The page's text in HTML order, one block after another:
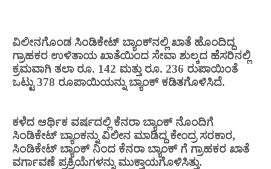
ವಿಲೀನಗೊಂಡ ಸಿಂಡಿಕೇಟ್ ಬ್ಯಾಂಕ್‌ನಲ್ಲಿ ಖಾತೆ ಹೊಂದಿದ್ದ
ಗ್ರಾಹಕರ ಉಳಿತಾಯ ಖಾತೆಯಿಂದ ಸೇವಾ ಶುಲ್ಕದ ಹೆಸರಿನಲ್ಲಿ
ಕ್ರಮವಾಗಿ ತಲಾ ರೂ. 142 ಮತ್ತು ರೂ. 236 ರುಪಾಯಿಂತೆ
ಒಟ್ಟು 378 ರೂಪಾಯಿಯನ್ನು ಬ್ಯಾಂಕ್ ಕಡಿತಗೊಳಿಸಿದೆ.
ಕಳೆದ ಆರ್ಥಿಕ ವರ್ಷದಲ್ಲಿ ಕೆನರಾ ಬ್ಯಾಂಕ್ ನೊಂದಿಗೆ
ಸಿಂಡಿಕೇಟ್ ಬ್ಯಾಂಕನ್ನು ವಿಲೀನ ಮಾಡಿದ್ದ ಕೇಂದ್ರ ಸರಕಾರ,
ಸಿಂಡಿಕೇಟ್ ಬ್ಯಾಂಕ್ ನಿಂದ ಕೆನರಾ ಬ್ಯಾಂಕ್ ಗೆ ಗ್ರಾಹಕರ ಖಾತೆ
ವರ್ಗಾವಣೆ ಪ್ರಕ್ರಿಯೆಗಳನ್ನು ಮುಕ್ತಾಯಗೊಳಿಸಿತ್ತು.